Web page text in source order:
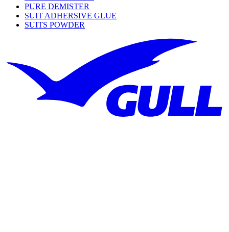
PURE DEMISTER
SUIT ADHERSIVE GLUE
SUITS POWDER